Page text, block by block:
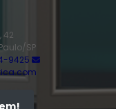
42
SP
9425